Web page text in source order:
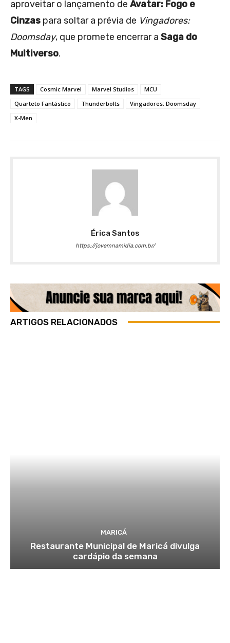
aproveitar o lançamento de Avatar: Fogo e
Cinzas para soltar a prévia de Vingadores:
Doomsday, que promete encerrar a Saga do
Multiverso.
TAGS Cosmic Marvel Marvel Studios
MCU
Quarteto Fantástico
Thunderbolts
Vingadores: Doomsday
X-Men
Érica Santos
https://jovemnamidia.com.br/
ARTIGOS RELACIONADOS
MARICÁ
Restaurante Municipal de Maricá divulga
cardápio da semana